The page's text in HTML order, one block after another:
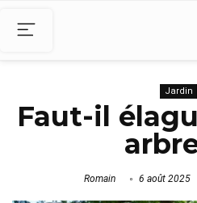
Jardin
Faut-il
Romain 6 août 2025